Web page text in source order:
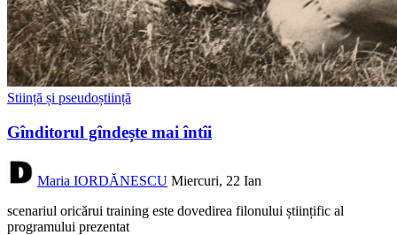
Stiință și pseudoștiință
Gînditorul gîndește mai întîi
Maria IORDĂNESCU Miercuri, 22 Ian
scenariul oricărui training este dovedirea filonului științific al
programului prezentat